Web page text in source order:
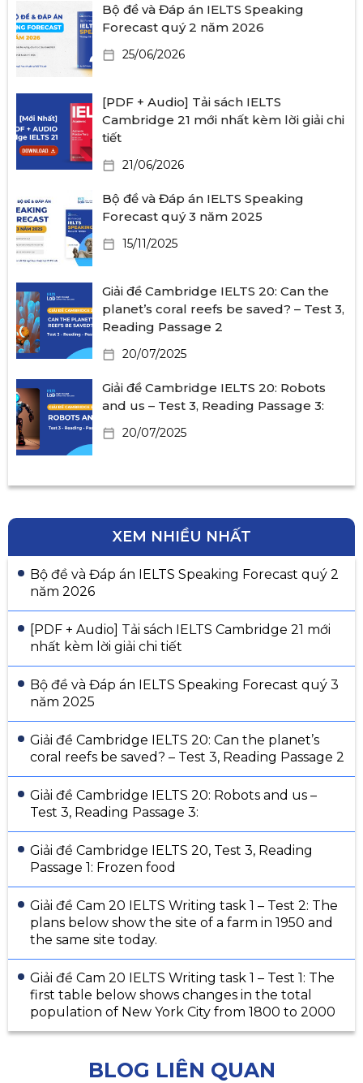
Bộ đề và Đáp án IELTS Speaking
Forecast quý 2 năm 2026
25/06/2026
[PDF + Audio] Tải sách IELTS
Cambridge 21 mới nhất kèm lời giải chi
tiết
21/06/2026
Bộ đề và Đáp án IELTS Speaking
Forecast quý 3 năm 2025
15/11/2025
Giải đề Cambridge IELTS 20: Can the
planet’s coral reefs be saved? – Test 3,
Reading Passage 2
20/07/2025
Giải đề Cambridge IELTS 20: Robots
and us – Test 3, Reading Passage 3:
20/07/2025
XEM NHIỀU NHẤT
Bộ đề và Đáp án IELTS Speaking Forecast quý 2
năm 2026
[PDF + Audio] Tải sách IELTS Cambridge 21 mới
nhất kèm lời giải chi tiết
Bộ đề và Đáp án IELTS Speaking Forecast quý 3
năm 2025
Giải đề Cambridge IELTS 20: Can the planet’s
coral reefs be saved? – Test 3, Reading Passage 2
Giải đề Cambridge IELTS 20: Robots and us –
Test 3, Reading Passage 3:
Giải đề Cambridge IELTS 20, Test 3, Reading
Passage 1: Frozen food
Giải đề Cam 20 IELTS Writing task 1 – Test 2: The
plans below show the site of a farm in 1950 and
the same site today.
Giải đề Cam 20 IELTS Writing task 1 – Test 1: The
first table below shows changes in the total
population of New York City from 1800 to 2000
BLOG LIÊN QUAN